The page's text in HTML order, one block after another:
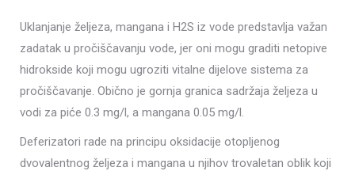
Uklanjanje željeza, mangana i H2S iz vode predstavlja važan
zadatak u pročiščavanju vode, jer oni mogu graditi netopive
hidrokside koji mogu ugroziti vitalne dijelove sistema za
pročiščavanje. Obično je gornja granica sadržaja željeza u
vodi za piće 0.3 mg/l, a mangana 0.05 mg/l.
Deferizatori rade na principu oksidacije otopljenog
dvovalentnog željeza i mangana u njihov trovaletan oblik koji